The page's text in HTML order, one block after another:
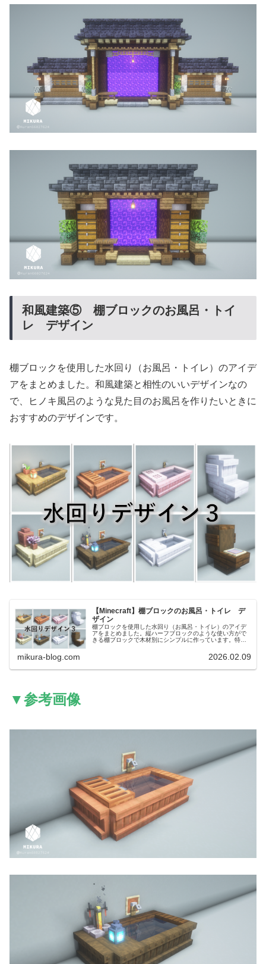
和風建築⑤ 棚ブロックのお風呂・トイ
レ デザイン
棚ブロックを使用した水回り（お風呂・トイレ）のアイデ
アをまとめました。和風建築と相性のいいデザインなの
で、ヒノキ風呂のような見た目のお風呂を作りたいときに
おすすめのデザインです。
【Minecraft】棚ブロックのお風呂・トイレ デ
ザイン
棚ブロックを使用した水回り（お風呂・トイレ）のアイデ
アをまとめました。縦ハーフブロックのような使い方がで
きる棚ブロックで木材別にシンプルに作っています。特に
な見た目のお風呂を作りたいときにおすすめのデザインで
mikura-blog.com 2026.02.09
▼参考画像